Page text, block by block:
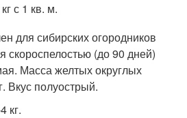
с 1 кв. м.
для сибирских огородников
скороспелостью (до 90 дней)
Масса желтых округлых
Вкус полуострый.
кг.